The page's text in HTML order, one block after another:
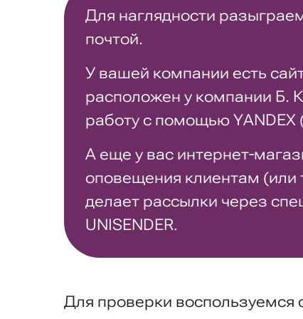
Для наглядности
почтой.
У вашей компании есть
расположен у компании Б.
работу с помощью
А еще у вас интернет-
оповещения клиентам (или
делает рассылки через
UNISENDER.
Для проверки воспользуемся